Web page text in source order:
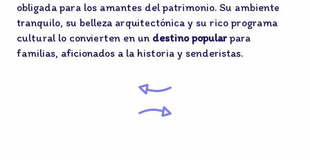
obligada para los amantes del patrimonio. Su ambiente
tranquilo, su belleza arquitectónica y su rico programa
cultural lo convierten en un destino popularpara
familias, aficionados a la historia y senderistas.